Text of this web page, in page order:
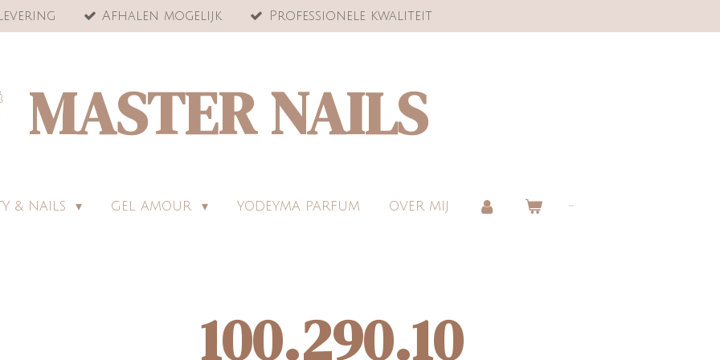
Afhalen mogelijk Professionele kwaliteit
MASTER NAILS
& NAILS GEL AMOUR YODEYMA PARFUM OVER MIJ
100.290.10